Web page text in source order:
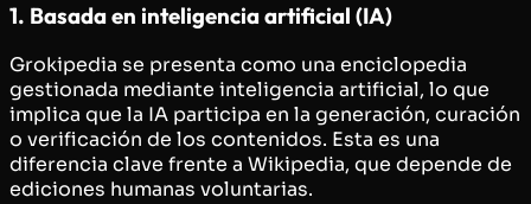
1. Basada en inteligencia artificial (IA)
Grokipedia se presenta como una enciclopedia
gestionada mediante inteligencia artificial, lo que
implica que la IA participa en la generación, curación
o verificación de los contenidos. Esta es una
diferencia clave frente a Wikipedia, que depende de
ediciones humanas voluntarias.